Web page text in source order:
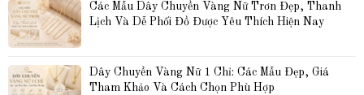
Các Mẫu Dây Chuyền Vàng Nữ Trơn Đẹp, Thanh
Lịch Và Dễ Phối Đồ Được Yêu Thích Hiện Nay
Dây Chuyền Vàng Nữ 1 Chỉ: Các Mẫu Đẹp, Giá
Tham Khảo Và Cách Chọn Phù Hợp